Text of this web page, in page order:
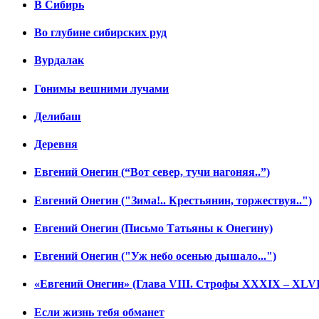
В Сибирь
Во глубине сибирских руд
Вурдалак
Гонимы вешними лучами
Делибаш
Деревня
Евгений Онегин (“Вот север, тучи нагоняя..”)
Евгений Онегин ("Зима!.. Крестьянин, торжествуя..")
Евгений Онегин (Письмо Татьяны к Онегину)
Евгений Онегин ("Уж небо осенью дышало...")
«Евгений Онегин» (Глава VIII. Строфы XXXIX –
Если жизнь тебя обманет